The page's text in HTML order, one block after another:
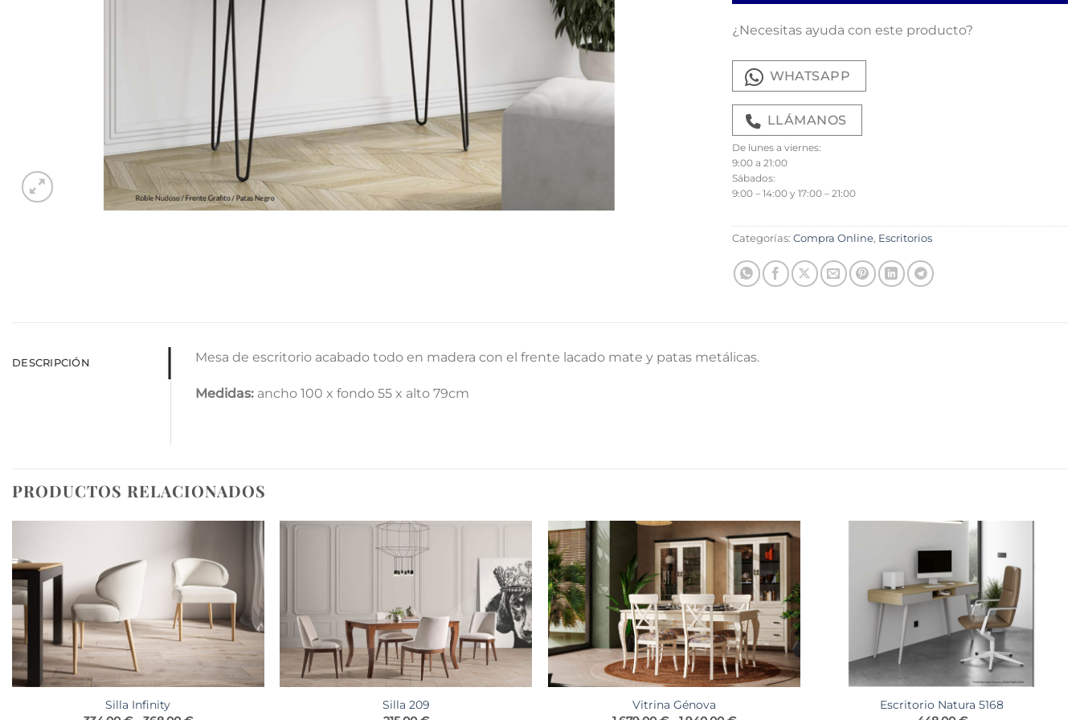
¿Necesitas ayuda con este producto?
WHATSAPP
LLÁMANOS
De lunes a viernes:
9:00 a 21:00
Sábados:
9:00 – 14:00 y 17:00 – 21:00
Categorías: Compra Online, Escritorios
DESCRIPCIÓN Mesa de escritorio acabado todo en madera con el frente lacado mate y patas metálicas.
Medidas: ancho 100 x fondo 55 x alto 79cm
PRODUCTOS RELACIONADOS
Silla Infinity
Silla 209
Vitrina Génova
Escritorio Natura 5168